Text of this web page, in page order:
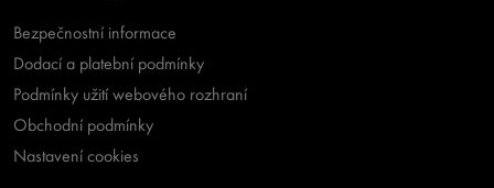
Bezpečnostní informace
Dodací a platební podmínky
Podmínky užití webového rozhraní
Obchodní podmínky
Nastavení cookies